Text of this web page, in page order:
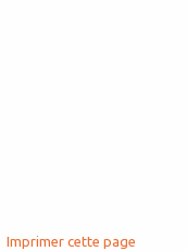
Imprimer cette page